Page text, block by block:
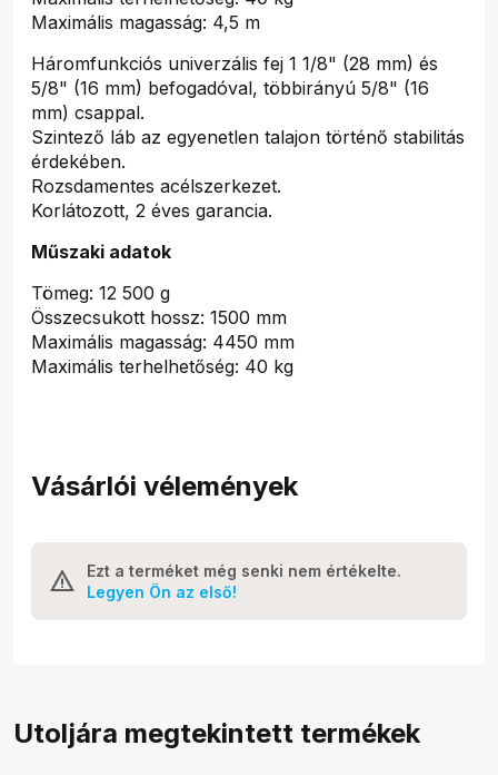
Maximális magasság: 4,5 m
Háromfunkciós univerzális fej 1 1/8" (28 mm) és
5/8" (16 mm) befogadóval, többirányú 5/8" (16
mm) csappal.
Szintező láb az egyenetlen talajon történő stabilitás
érdekében.
Rozsdamentes acélszerkezet.
Korlátozott, 2 éves garancia.
Műszaki adatok
Tömeg: 12 500 g
Összecsukott hossz: 1500 mm
Maximális magasság: 4450 mm
Maximális terhelhetőség: 40 kg
Vásárlói vélemények
Ezt a terméket még senki nem értékelte.
Legyen Ön az első!
Utoljára megtekintett termékek